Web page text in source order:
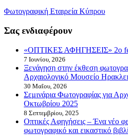
Φωτογραφική Εταιρεία Κύπρου
Σας ενδιαφέρουν
«ΟΠΤΙΚΕΣ ΑΦΗΓΗΣΕΙΣ» 2o
7 Ιουνίου, 2026
Ξενάγηση στην έκθεση
Αρχαιολογικό Μουσείο
30 Μαΐου, 2026
Σεμινάρια Φωτογραφίας για
Οκτωβρίου 2025
8 Σεπτεμβρίου, 2025
Οπτικές Αφηγήσεις – Ένα νέο
φωτογραφικό και εικαστικό